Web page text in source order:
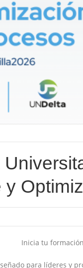
y
Inicia tu
para líderes y